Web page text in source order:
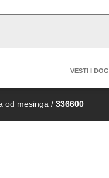
VESTI I
od mesinga / 336600